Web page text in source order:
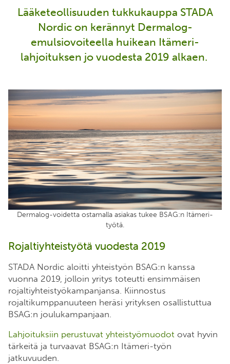
Lääketeollisuuden tukkukauppa STADA
Nordic on kerännyt Dermalog-
emulsiovoiteella huikean Itämeri-
lahjoituksen jo vuodesta 2019 alkaen.
Dermalog-voidetta ostamalla asiakas tukee BSAG:n Itämeri-
työtä.
Rojaltiyhteistyötä vuodesta 2019
STADA Nordic aloitti yhteistyön BSAG:n kanssa
vuonna 2019, jolloin yritys toteutti ensimmäisen
rojaltiyhteistyökampanjansa. Kiinnostus
rojaltikumppanuuteen heräsi yrityksen osallistuttua
BSAG:n joulukampanjaan.
Lahjoituksiin perustuvat yhteistyömuodot ovat hyvin
tärkeitä ja turvaavat BSAG:n Itämeri-työn
jatkuvuuden.